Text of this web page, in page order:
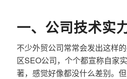
一、公司技术实
不少外贸公司常常会发出这样
区SEO公司，个个都宣称自家
著，感觉好像都没什么差别。